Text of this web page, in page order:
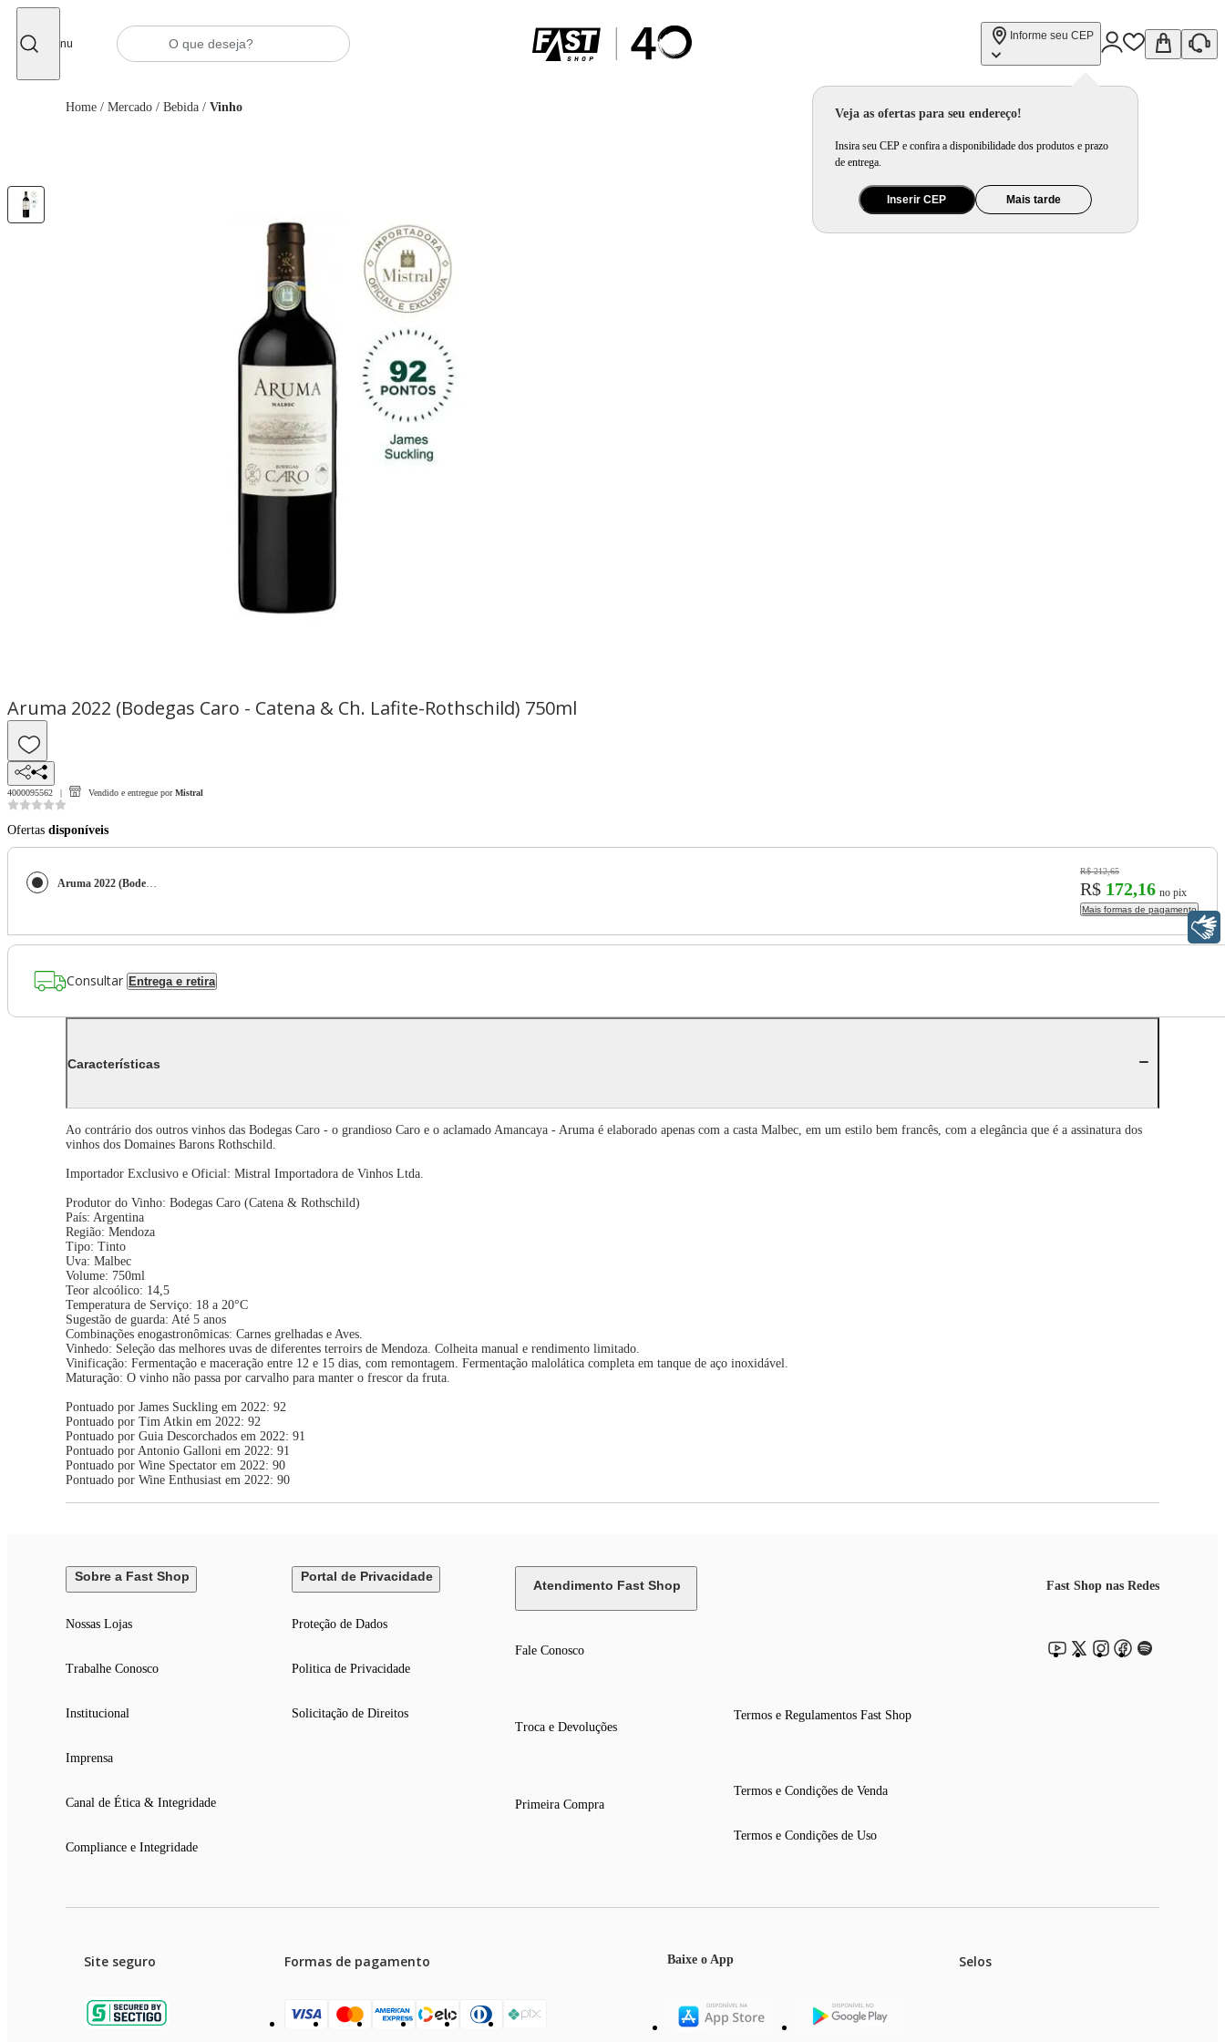
Menu
Informe seu CEP
Veja as ofertas para seu endereço!
Insira seu CEP e confira a disponibilidade dos produtos e prazo
de entrega.
Inserir CEP Mais tarde
Home / Mercado / Bebida / Vinho
Aruma 2022 (Bodegas Caro - Catena & Ch. Lafite-Rothschild) 750ml
4000095562 Vendido e entregue por Mistral
Ofertas disponíveis
Aruma 2022 (Bodegas Caro - Catena & Ch. Lafite-Rothschild) 750ml
R$ 212,65
R$ 172,16 no pix
Mais formas de pagamento
Consultar Entrega e retira
Características
Ao contrário dos outros vinhos das Bodegas Caro - o grandioso Caro e o aclamado Amancaya - Aruma é elaborado apenas com a casta Malbec, em um estilo bem francês, com a elegância que é a assinatura dos
vinhos dos Domaines Barons Rothschild.
Importador Exclusivo e Oficial: Mistral Importadora de Vinhos Ltda.
Produtor do Vinho: Bodegas Caro (Catena & Rothschild)
País: Argentina
Região: Mendoza
Tipo: Tinto
Uva: Malbec
Volume: 750ml
Teor alcoólico: 14,5
Temperatura de Serviço: 18 a 20°C
Sugestão de guarda: Até 5 anos
Combinações enogastronômicas: Carnes grelhadas e Aves.
Vinhedo: Seleção das melhores uvas de diferentes terroirs de Mendoza. Colheita manual e rendimento limitado.
Vinificação: Fermentação e maceração entre 12 e 15 dias, com remontagem. Fermentação malolática completa em tanque de aço inoxidável.
Maturação: O vinho não passa por carvalho para manter o frescor da fruta.
Pontuado por James Suckling em 2022: 92
Pontuado por Tim Atkin em 2022: 92
Pontuado por Guia Descorchados em 2022: 91
Pontuado por Antonio Galloni em 2022: 91
Pontuado por Wine Spectator em 2022: 90
Pontuado por Wine Enthusiast em 2022: 90
Sobre a Fast Shop
Nossas Lojas
Trabalhe Conosco
Institucional
Imprensa
Canal de Ética & Integridade
Compliance e Integridade
Portal de Privacidade
Proteção de Dados
Politica de Privacidade
Solicitação de Direitos
Atendimento Fast Shop
Fale Conosco
Troca e Devoluções
Primeira Compra
Termos e Regulamentos Fast Shop
Termos e Condições de Venda
Termos e Condições de Uso
Fast Shop nas Redes
Site seguro Formas de pagamento Baixe o App Selos